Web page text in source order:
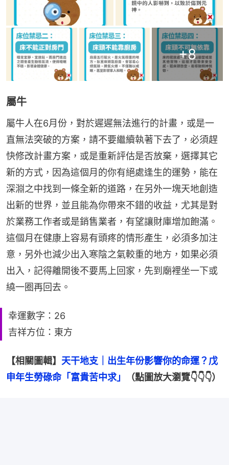
+8
屬牛
屬牛人在6月份，對於遲遲無法進行的計畫，或是一
直無法突破的方案，請不要繼續執著下去了，必須趕
快修改計畫方案，或是重新評估是否放棄，選擇其它
新的方式，因為這個月的你有絕處逢生的運勢，能在
深淵之中找到一條全新的道路，在另外一塊天地創造
出新的世界，並且能為你帶來不錯的收益，尤其是對
於業務工作者或是銷售業者，有望讓財庫增加飽滿。
這個月在健康上容易有頭疼的情形產生，必須多加注
意，另外也減少出入寒陰之氣較重的地方，如果必須
出入，記得離開後不要馬上回家，先到廟裡坐一下或
繞一圈再回去。
幸運數字：26
吉祥方位：東方
【相關圖輯】 天干地支｜出生年份影響你的命運？戊
申年生勞碌命「富貴苦中求」
（點圖放大瀏覽👇👇👇）